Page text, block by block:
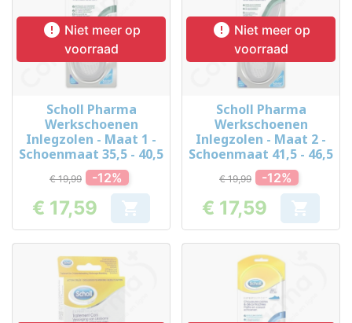
 Niet meer op
voorraad
Scholl Pharma
Werkschoenen
Inlegzolen - Maat 1 -
Schoenmaat 35,5 - 40,5
€ 19,99 -12%
Prijs
€ 17,59 
 Niet meer op
voorraad
Scholl Pharma
Werkschoenen
Inlegzolen - Maat 2 -
Schoenmaat 41,5 - 46,5
€ 19,99 -12%
Prijs
€ 17,59 